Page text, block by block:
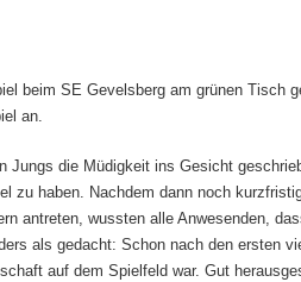
beim SE Gevelsberg am grünen Tisch
an.
Jungs die Müdigkeit ins Gesicht
zu haben. Nachdem dann noch
antreten, wussten alle Anwesenden,
als gedacht: Schon nach den ersten
auf dem Spielfeld war. Gut